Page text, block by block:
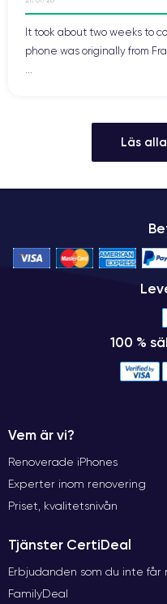
It took about two weeks to
phone was originally from
Läs
100 %
Vem är vi?
Renoverade iPhones
Experter inom renovering
Priset, kvalitetsnivån
Tjänster CertiDeal
Erbjudanden som du inte får
FamilyDeal